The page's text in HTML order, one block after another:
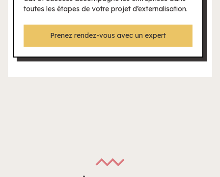
toutes les étapes de votre projet d’externalisation.
Prenez rendez-vous avec un expert